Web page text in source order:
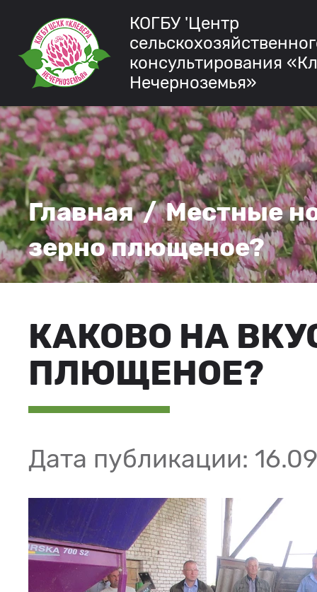
КОГБУ 'Центр
консультирования
Нечерноземья»
Главная/Местные
зерно плющеное?
КАКОВО НА
ПЛЮЩЕНОЕ?
Дата публикации: